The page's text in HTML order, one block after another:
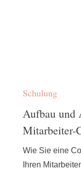
Schulung
Aufbau und
Mitarbeiter-
Wie Sie eine
Ihren